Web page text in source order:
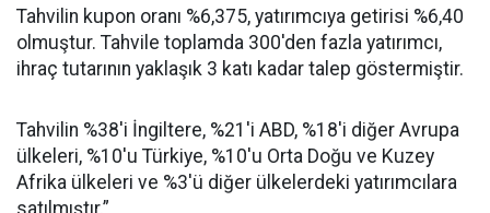
Tahvilin kupon oranı %6,375, yatırımcıya getirisi %6,40
olmuştur. Tahvile toplamda 300'den fazla yatırımcı,
ihraç tutarının yaklaşık 3 katı kadar talep göstermiştir.
Tahvilin %38'i İngiltere, %21'i ABD, %18'i diğer Avrupa
ülkeleri, %10'u Türkiye, %10'u Orta Doğu ve Kuzey
Afrika ülkeleri ve %3'ü diğer ülkelerdeki yatırımcılara
satılmıştır.”